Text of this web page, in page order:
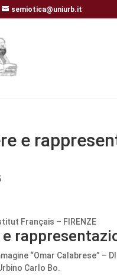
semiotica@uniurb.it
e
Français – FIRENZE
“Omar Calabrese” –
Carlo Bo.